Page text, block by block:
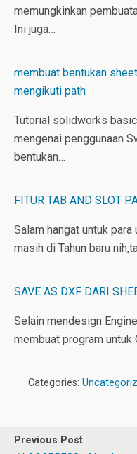
memungkinkan
Ini juga…
membuat bentukan
mengikuti path
Tutorial solidworks
mengenai penggunaan
bentukan…
FITUR TAB AND SLOT
Salam hangat untuk
masih di Tahun baru
SAVE AS DXF DARI
Selain mendesign
membuat program untuk
Categories:
Previous Post